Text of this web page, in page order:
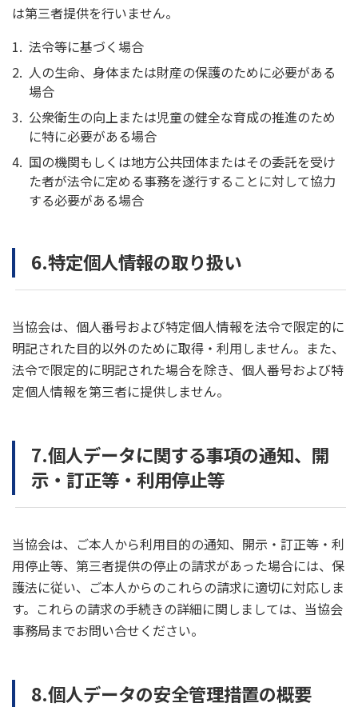
は第三者提供を行いません。
法令等に基づく場合
人の生命、身体または財産の保護のために必要がある
場合
公衆衛生の向上または児童の健全な育成の推進のため
に特に必要がある場合
国の機関もしくは地方公共団体またはその委託を受け
た者が法令に定める事務を遂行することに対して協力
する必要がある場合
6.特定個人情報の取り扱い
当協会は、個人番号および特定個人情報を法令で限定的に
明記された目的以外のために取得・利用しません。また、
法令で限定的に明記された場合を除き、個人番号および特
定個人情報を第三者に提供しません。
7.個人データに関する事項の通知、開
示・訂正等・利用停止等
当協会は、ご本人から利用目的の通知、開示・訂正等・利
用停止等、第三者提供の停止の請求があった場合には、保
護法に従い、ご本人からのこれらの請求に適切に対応しま
す。これらの請求の手続きの詳細に関しましては、当協会
事務局までお問い合せください。
8.個人データの安全管理措置の概要